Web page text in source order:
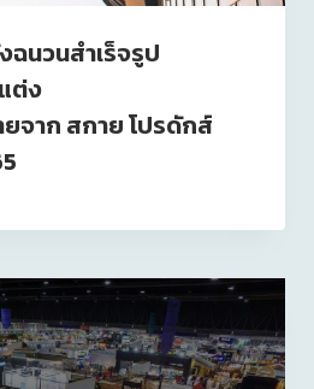
นวนสำเร็จรูป
ต่ง
ยจาก สกาย โปรดักส์